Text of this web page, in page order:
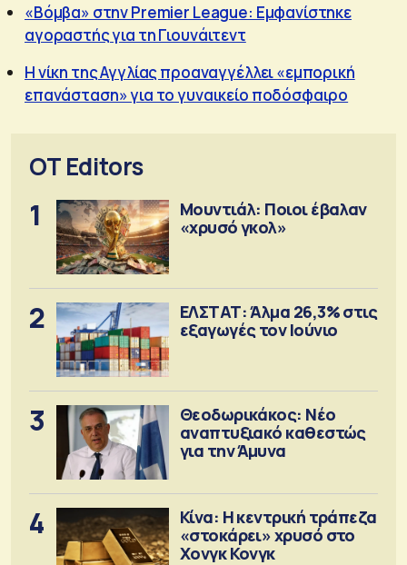
«Βόμβα» στην Premier League: Εμφανίστηκε
αγοραστής για τη Γιουνάιτεντ
Η νίκη της Αγγλίας προαναγγέλλει «εμπορική
επανάσταση» για το γυναικείο ποδόσφαιρο
OT Editors
1
Μουντιάλ: Ποιοι έβαλαν
«χρυσό γκολ»
2
ΕΛΣΤΑΤ: Άλμα 26,3% στις
εξαγωγές τον Ιούνιο
3
Θεοδωρικάκος: Νέο
αναπτυξιακό καθεστώς
για την Άμυνα
4
Κίνα: Η κεντρική τράπεζα
«στοκάρει» χρυσό στο
Χονγκ Κονγκ